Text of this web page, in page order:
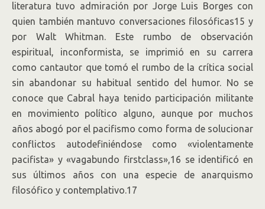
literatura tuvo admiración por Jorge Luis Borges con
quien también mantuvo conversaciones filosóficas15 y
por Walt Whitman. Este rumbo de observación
espiritual, inconformista, se imprimió en su carrera
como cantautor que tomó el rumbo de la crítica social
sin abandonar su habitual sentido del humor. No se
conoce que Cabral haya tenido participación militante
en movimiento político alguno, aunque por muchos
años abogó por el pacifismo como forma de solucionar
conflictos autodefiniéndose como «violentamente
pacifista» y «vagabundo firstclass»,16 se identificó en
sus últimos años con una especie de anarquismo
filosófico y contemplativo.17